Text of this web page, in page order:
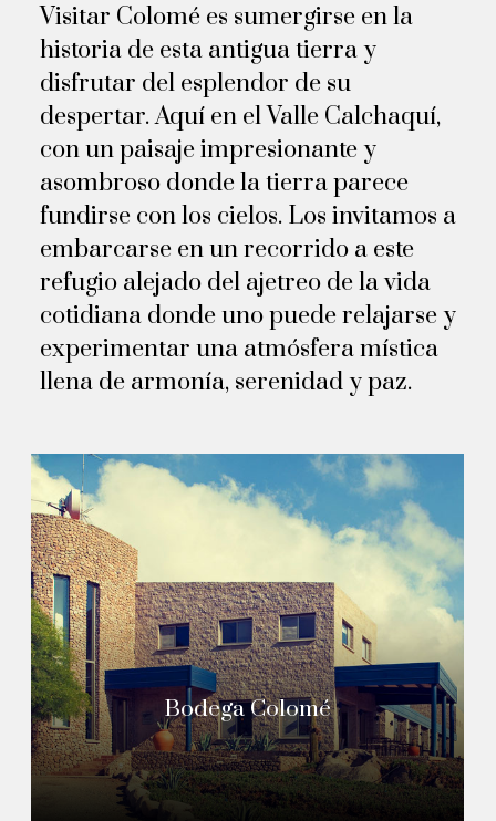
Visitar Colomé es sumergirse en la
historia de esta antigua tierra y
disfrutar del esplendor de su
despertar. Aquí en el Valle Calchaquí,
con un paisaje impresionante y
asombroso donde la tierra parece
fundirse con los cielos. Los invitamos a
embarcarse en un recorrido a este
refugio alejado del ajetreo de la vida
cotidiana donde uno puede relajarse y
experimentar una atmósfera mística
llena de armonía, serenidad y paz.
Bodega Colomé